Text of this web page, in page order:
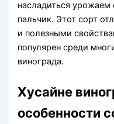
насладиться урожаем
пальчик. Этот сорт
и полезными
популярен среди
винограда.
Хусайне
особенности